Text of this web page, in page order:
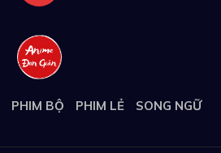
PHIM BỘ PHIM LẺ SONG NGỮ